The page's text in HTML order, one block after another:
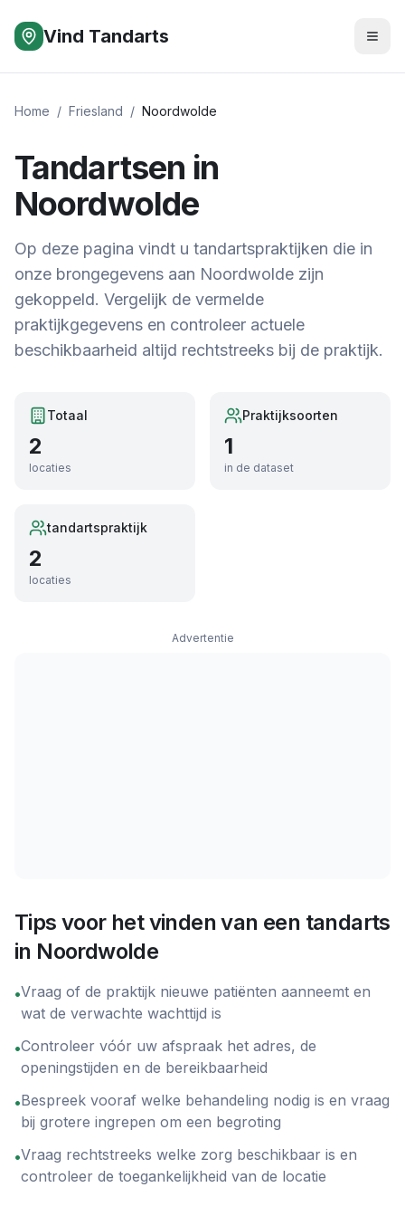
Vind Tandarts
Home / Friesland / Noordwolde
Tandartsen in
Noordwolde
Op deze pagina vindt u tandartspraktijken die in
onze brongegevens aan Noordwolde zijn
gekoppeld. Vergelijk de vermelde
praktijkgegevens en controleer actuele
beschikbaarheid altijd rechtstreeks bij de praktijk.
Totaal
2
locaties
Praktijksoorten
1
in de dataset
tandartspraktijk
2
locaties
Advertentie
Tips voor het vinden van een tandarts
in Noordwolde
•Vraag of de praktijk nieuwe patiënten aanneemt en
wat de verwachte wachttijd is
•Controleer vóór uw afspraak het adres, de
openingstijden en de bereikbaarheid
•Bespreek vooraf welke behandeling nodig is en vraag
bij grotere ingrepen om een begroting
•Vraag rechtstreeks welke zorg beschikbaar is en
controleer de toegankelijkheid van de locatie